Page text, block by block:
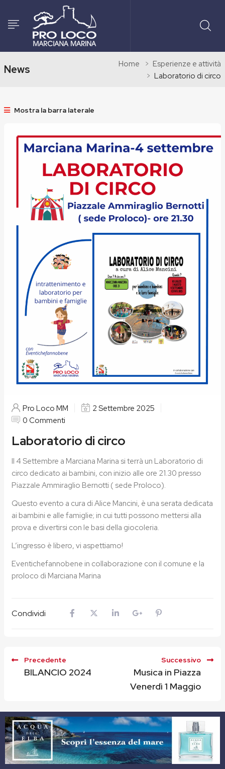
News Home
Esperienze e attività
Laboratorio di circo
Mostra la barra laterale
Pro Loco MM
2 Settembre 2025
0 Commenti
Laboratorio di circo
Il 4 Settembre a Marciana Marina si terrà un Laboratorio di
circo dedicato ai bambini, con inizio alle ore 21.30 presso
Piazzale Ammiraglio Bernotti ( sede Proloco).
Questo evento a cura di Alice Mancini, è una serata dedicata
ai bambini e alle famiglie; in cui tutti possono mettersi alla
prova e divertirsi con le basi della giocoleria.
L’ingresso è libero, vi aspettiamo!
Eventichefannobene in collaborazione con il comune e la
proloco di Marciana Marina
Condividi
Precedente
BILANCIO 2024
Successivo
Musica in Piazza
Venerdì 1 Maggio